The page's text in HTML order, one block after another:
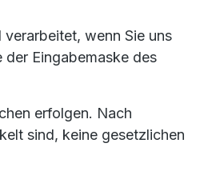
wenn Sie uns
Eingabemaske des
erfolgen. Nach
sind, keine gesetzlichen